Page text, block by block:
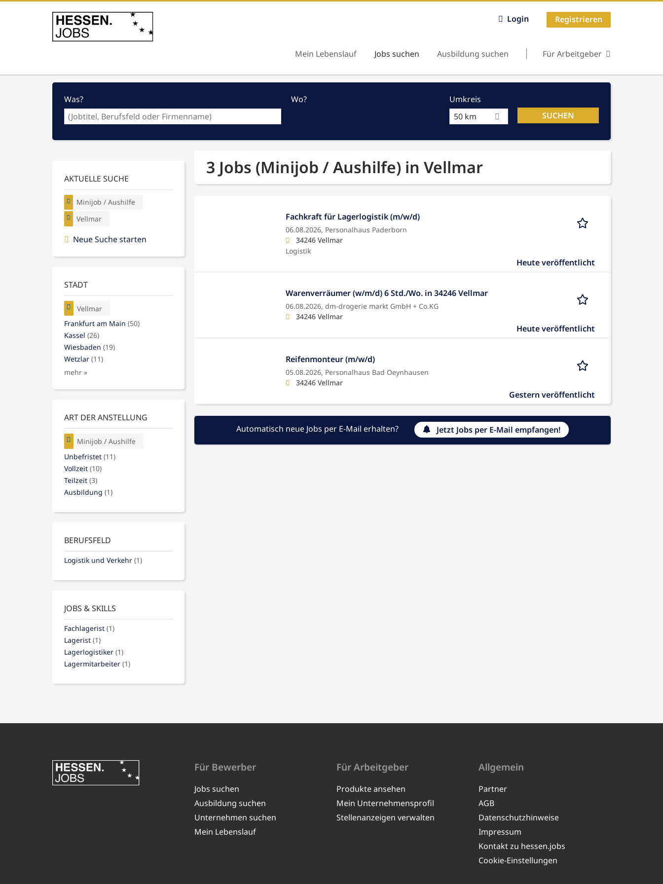
Login Registrieren
Mein Lebenslauf Jobs suchen Ausbildung suchen Für Arbeitgeber
Was? Wo?
Umkreis
50 km
3 Jobs (Minijob / Aushilfe) in Vellmar
Fachkraft für Lagerlogistik (m/w/d)
06.08.2026, Personalhaus Paderborn
34246 Vellmar
Logistik
Heute veröffentlicht
Warenverräumer (w/m/d) 6 Std./Wo. in 34246 Vellmar
06.08.2026, dm-drogerie markt GmbH + Co.KG
34246 Vellmar
Heute veröffentlicht
Reifenmonteur (m/w/d)
05.08.2026, Personalhaus Bad Oeynhausen
34246 Vellmar
Gestern veröffentlicht
Automatisch neue Jobs per E-Mail erhalten? Jetzt Jobs per E-Mail empfangen!
AKTUELLE SUCHE
Minijob / Aushilfe
Vellmar
Neue Suche starten
STADT
Vellmar
Frankfurt am Main (50)
Kassel (26)
Wiesbaden (19)
Wetzlar (11)
mehr »
ART DER ANSTELLUNG
Minijob / Aushilfe
Unbefristet (11)
Vollzeit (10)
Teilzeit (3)
Ausbildung (1)
BERUFSFELD
Logistik und Verkehr (1)
JOBS & SKILLS
Fachlagerist (1)
Lagerist (1)
Lagerlogistiker (1)
Lagermitarbeiter (1)
Für Bewerber
Jobs suchen
Ausbildung suchen
Unternehmen suchen
Mein Lebenslauf
Für Arbeitgeber
Produkte ansehen
Mein Unternehmensprofil
Stellenanzeigen verwalten
Allgemein
Partner
AGB
Datenschutzhinweise
Impressum
Kontakt zu hessen.jobs
Cookie-Einstellungen